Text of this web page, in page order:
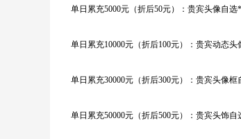
单日累充5000元（折后50元）：贵宾头像自
单日累充10000元（折后100元）：贵宾动态
单日累充30000元（折后300元）：贵宾头像
单日累充50000元（折后500元）：贵宾头饰